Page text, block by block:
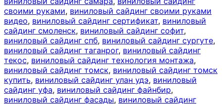
своими руками, виниловый сайдинг своими руками
видео, виниловый сайдинг сертификат, виниловый
сайдинг смоленск, виниловый сайдинг софит,
виниловый сайдинг спб, виниловый сайдинг сургуте,
виниловый сайдинг таганрог, виниловый сайдинг
текос, виниловый сайдинг технология монтажа,
виниловый сайдинг томск, виниловый сайдинг томск
купить, виниловый сайдинг улан удэ, виниловый
сайдинг уфа, виниловый сайдинг файнбир,
виниловый сайдинг фасады, виниловый сайдинг